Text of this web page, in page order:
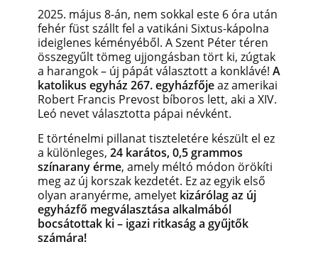
2025. május 8-án, nem sokkal este 6 óra után
fehér füst szállt fel a vatikáni Sixtus-kápolna
ideiglenes kéményéből. A Szent Péter téren
összegyűlt tömeg ujjongásban tört ki, zúgtak
a harangok – új pápát választott a konklávé! A
katolikus egyház 267. egyházfőjeaz amerikai
Robert Francis Prevost bíboros lett, aki a XIV.
Leó nevet választotta pápai névként.
E történelmi pillanat tiszteletére készült el ez
a különleges, 24 karátos, 0,5 grammos
színarany érme, amely méltó módon örökíti
meg az új korszak kezdetét. Ez az egyik első
olyan aranyérme, amelyet kizárólag az új
egyházfő megválasztása alkalmából
bocsátottak ki – igazi ritkaság a gyűjtők
számára!